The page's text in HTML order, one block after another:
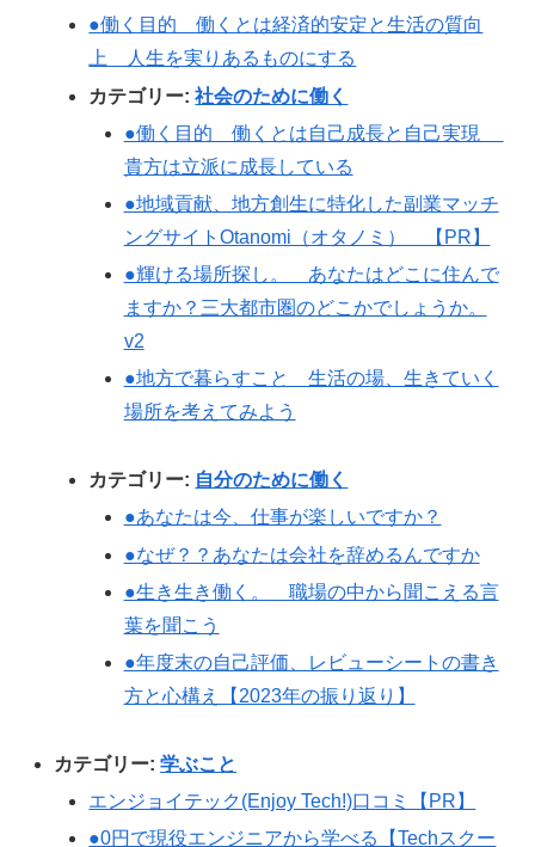
●働く目的 働くとは経済的安定と生活の質向
上 人生を実りあるものにする
カテゴリー:社会のために働く
●働く目的 働くとは自己成長と自己実現
貴方は立派に成長している
●地域貢献、地方創生に特化した副業マッチ
ングサイトOtanomi（オタノミ） 【PR】
●輝ける場所探し。 あなたはどこに住んで
ますか？三大都市圏のどこかでしょうか。
v2
●地方で暮らすこと 生活の場、生きていく
場所を考えてみよう
カテゴリー: 自分のために働く
●あなたは今、仕事が楽しいですか？
●なぜ？？あなたは会社を辞めるんですか
●生き生き働く。 職場の中から聞こえる言
葉を聞こう
●年度末の自己評価、レビューシートの書き
方と心構え【2023年の振り返り】
カテゴリー:学ぶこと
エンジョイテック(Enjoy Tech!)口コミ【PR】
●0円で現役エンジニアから学べる【Techスクー